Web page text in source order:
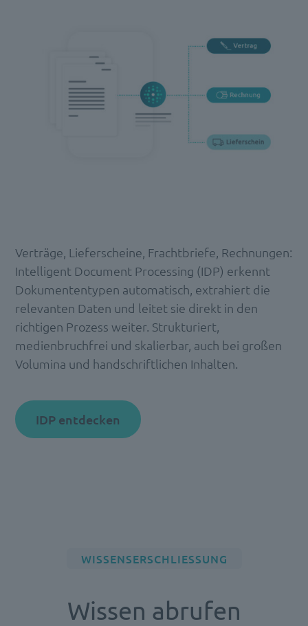
Verträge, Lieferscheine, Frachtbriefe, Rechnungen:
Intelligent Document Processing (IDP) erkennt
Dokumententypen automatisch, extrahiert die
relevanten Daten und leitet sie direkt in den
richtigen Prozess weiter. Strukturiert,
medienbruchfrei und skalierbar, auch bei großen
Volumina und handschriftlichen Inhalten.
IDP entdecken
WISSENSERSCHLIESSUNG
Wissen abrufen